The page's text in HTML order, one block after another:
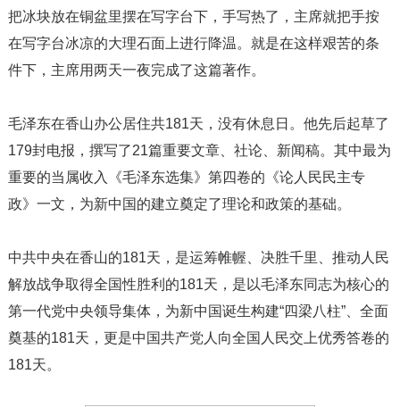
把冰块放在铜盆里摆在写字台下，手写热了，主席就把手按
在写字台冰凉的大理石面上进行降温。就是在这样艰苦的条
件下，主席用两天一夜完成了这篇著作。
毛泽东在香山办公居住共181天，没有休息日。他先后起草了
179封电报，撰写了21篇重要文章、社论、新闻稿。其中最为
重要的当属收入《毛泽东选集》第四卷的《论人民民主专
政》一文，为新中国的建立奠定了理论和政策的基础。
中共中央在香山的181天，是运筹帷幄、决胜千里、推动人民
解放战争取得全国性胜利的181天，是以毛泽东同志为核心的
第一代党中央领导集体，为新中国诞生构建“四梁八柱”、全面
奠基的181天，更是中国共产党人向全国人民交上优秀答卷的
181天。